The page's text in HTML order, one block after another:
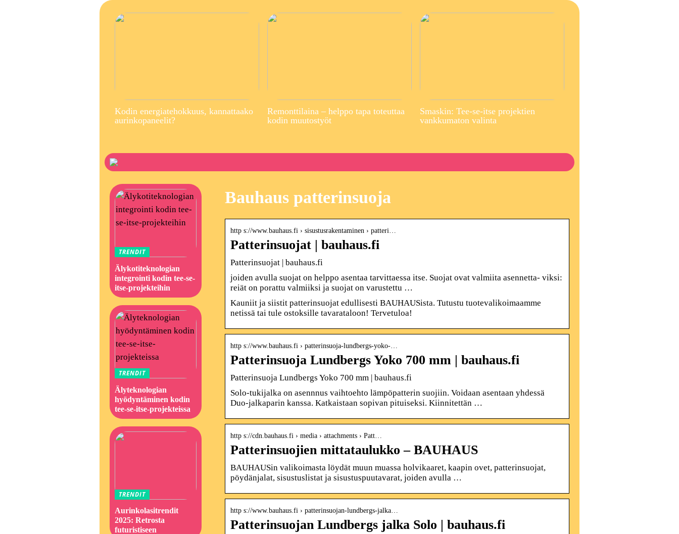
Kodin energiatehokkuus, kannattaako
aurinkopaneelit?
Remonttilaina – helppo tapa toteuttaa
kodin muutostyöt
Smaskin: Tee-se-itse projektien
vankkumaton valinta
Bauhaus patterinsuoja
http s://www.bauhaus.fi › sisustusrakentaminen › patteri…
Patterinsuojat | bauhaus.fi
Patterinsuojat | bauhaus.fi
joiden avulla suojat on helppo asentaa tarvittaessa itse. Suojat ovat valmiita asennetta- viksi:
reiät on porattu valmiiksi ja suojat on varustettu …
Kauniit ja siistit patterinsuojat edullisesti BAUHAUSista. Tutustu tuotevalikoimaamme
netissä tai tule ostoksille tavarataloon! Tervetuloa!
http s://www.bauhaus.fi › patterinsuoja-lundbergs-yoko-…
Patterinsuoja Lundbergs Yoko 700 mm | bauhaus.fi
Patterinsuoja Lundbergs Yoko 700 mm | bauhaus.fi
Solo-tukijalka on asennnus vaihtoehto lämpöpatterin suojiin. Voidaan asentaan yhdessä
Duo-jalkaparin kanssa. Katkaistaan sopivan pituiseksi. Kiinnitettän …
http s://cdn.bauhaus.fi › media › attachments › Patt…
Patterinsuojien mittataulukko – BAUHAUS
BAUHAUSin valikoimasta löydät muun muassa holvikaaret, kaapin ovet, patterinsuojat,
pöydänjalat, sisustuslistat ja sisustuspuutavarat, joiden avulla …
http s://www.bauhaus.fi › patterinsuojan-lundbergs-jalka…
Patterinsuojan Lundbergs jalka Solo | bauhaus.fi
TRENDIT
Älykotiteknologian
integrointi kodin tee-se-
itse-projekteihin
TRENDIT
Älyteknologian
hyödyntäminen kodin
tee-se-itse-projekteissa
TRENDIT
Aurinkolasitrendit
2025: Retrosta
futuristiseen